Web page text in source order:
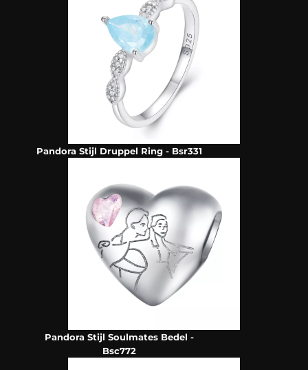
Pandora Stijl Druppel Ring - Bsr331
Pandora Stijl Soulmates Bedel -
Bsc772